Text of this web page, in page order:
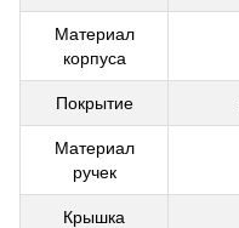
Материал
корпуса
Покрытие
Материал
ручек
Крышка